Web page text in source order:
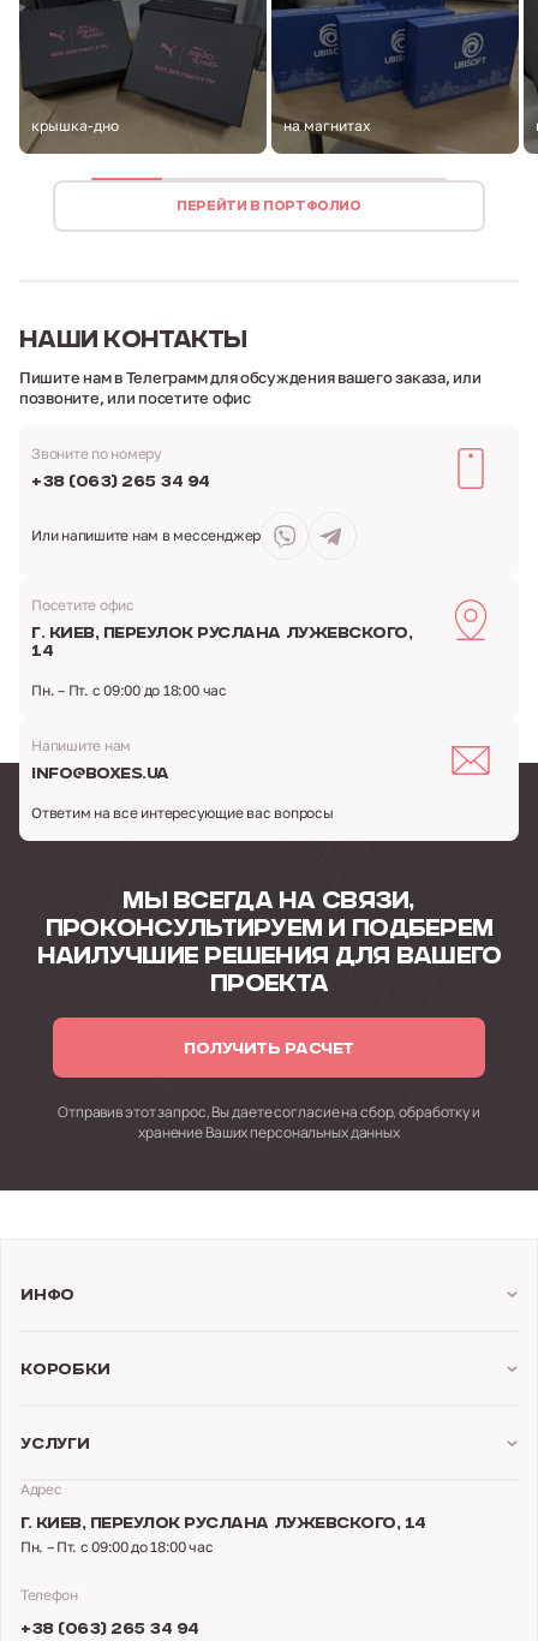
крышка-дно на магнитах
ПЕРЕЙТИ В ПОРТФОЛИО
НАШИ КОНТАКТЫ
Пишите нам в Телеграмм для обсуждения вашего заказа, или
позвоните, или посетите офис
Звоните по номеру
+38 (063) 265 34 94
Или напишите нам в мессенджер
Посетите офис
г. Киев,переулок Руслана Лужевского,
14
Пн. – Пт. с 09:00 до 18:00 час
Напишите нам
info@boxes.ua
Ответим на все интересующие вас вопросы
МЫ ВСЕГДА НА СВЯЗИ,
ПРОКОНСУЛЬТИРУЕМ
И ПОДБЕРЕМ
НАИЛУЧШИЕ РЕШЕНИЯ ДЛЯ ВАШЕГО
ПРОЕКТА
ПОЛУЧИТЬ РАСЧЕТ
Отправив этот запрос, Вы даете согласие на сбор,обработку и
хранение Ваших персональных данных
Адрес
Г. КИЕВ,ПЕРЕУЛОК РУСЛАНА ЛУЖЕВСКОГО, 14
Пн. – Пт. с 09:00 до 18:00 час
Телефон
+38 (063) 265 34 94
Инфо
Коробки
Услуги